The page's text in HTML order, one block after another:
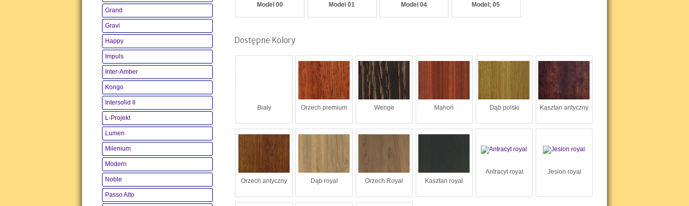
Model 00 Model 01 Model 04 Model; 05
Dostępne Kolory
Biały Orzech premium Wenge Mahoń Dąb polski Kasztan antyczny
Orzech antyczny Dąb royal Orzech Royal Kasztan royal
Antracyt royal Jesion royal
Grand
Gravi
Happy
Impuls
Inter-Amber
Kongo
Intersolid II
L-Projekt
Lumen
Milenium
Modern
Noble
Passo Alto